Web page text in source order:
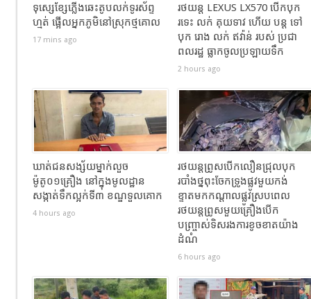
ទុស្សេខ្សែភ្លើងឆេះតូបលក់ទូរស័ព្ទ
ហ្មត់ ផ្អើលអ្នកភូមិនៅស្រុកថ្មគោល
17 mins ago
រថយន្ដ LEXUS LX570 បេីកបុក
រទេះ លក់ គុយទាវ ហេីយ បន្ត ទៅ
បុក រោង លក់ ឥវ៉ាន់ របស់ ប្រជា
ពលរដ្ឋ ធ្លាកចូលប្រឡាយទឹក
2 hours ago
ឃាត់ជនសង្ស័យម្នាក់លួច
ម៉ូតូ០១គ្រឿង នៅក្នុងមូលដ្ឋាន
សង្កាត់ទឹកល្អក់ទី៣ ខណ្ឌទួលគោក
4 hours ago
រថយន្តព្រូសបើកលឿនជ្រុលបុក
របាំងថ្នពុះចែកទ្រូងផ្លូវមួយកង់
ខ្ទាតមកកណ្តាលផ្លូវស្របពេល
រថយន្តព្រូសមួយគ្រឿងបើក
បញ្ច្រាស់ទិសរងការខូចខាតយ៉ាង
ដំណំ
6 hours ago